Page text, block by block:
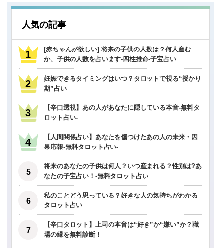
人気の記事
[赤ちゃんが欲しい] 将来の子供の人数は？何人産む
か、子供の人数を占います-四柱推命-子宝占い
妊娠できるタイミングはいつ？タロットで視る“授かり
期”占い
【辛口透視】あの人があなたに隠している本音-無料タ
ロット占い-
【人間関係占い】あなたを傷つけたあの人の未来・因
果応報-無料タロット占い-
将来のあなたの子供は何人？いつ産まれる？性別は?あ
なたの子宝占い！-無料タロット占い
私のことどう思っている？好きな人の気持ちがわかる
タロット占い
【辛口タロット】上司の本音は“好き”か“嫌い”か？職
場の縁を無料診断！